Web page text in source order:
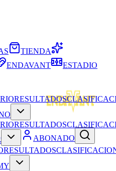
ABONADO
TIENDA
ENDAVANT ESTADIO
RESULTADOS
RESULTADOS
RESULTADOS